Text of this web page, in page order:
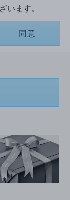
イト
います。
同意